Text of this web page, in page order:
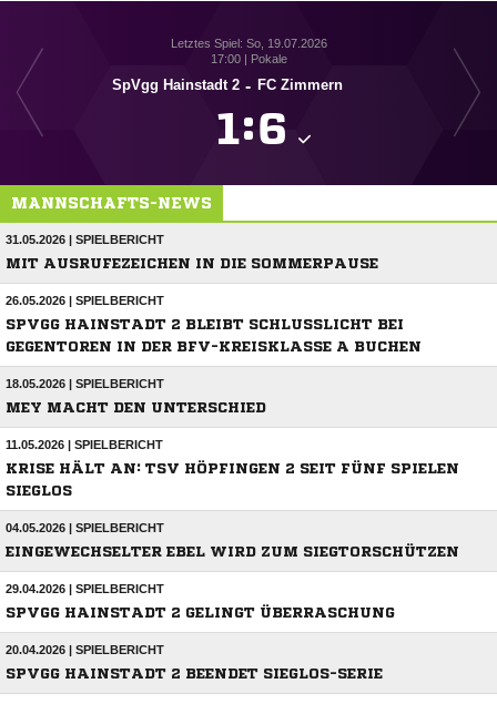
Letztes Spiel: So, 19.07.2026
17:00 | Pokale
SpVgg Hainstadt 2 - FC Zimmern
:
MANNSCHAFTS-NEWS
31.05.2026 | SPIELBERICHT
MIT AUSRUFEZEICHEN IN DIE SOMMERPAUSE
26.05.2026 | SPIELBERICHT
SPVGG HAINSTADT 2 BLEIBT SCHLUSSLICHT BEI
GEGENTOREN IN DER BFV-KREISKLASSE A BUCHEN
18.05.2026 | SPIELBERICHT
MEY MACHT DEN UNTERSCHIED
11.05.2026 | SPIELBERICHT
KRISE HÄLT AN: TSV HÖPFINGEN 2 SEIT FÜNF SPIELEN
SIEGLOS
04.05.2026 | SPIELBERICHT
EINGEWECHSELTER EBEL WIRD ZUM SIEGTORSCHÜTZEN
29.04.2026 | SPIELBERICHT
SPVGG HAINSTADT 2 GELINGT ÜBERRASCHUNG
20.04.2026 | SPIELBERICHT
SPVGG HAINSTADT 2 BEENDET SIEGLOS-SERIE